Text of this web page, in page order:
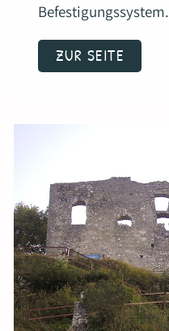
Befestigungssystem.
ZUR SEITE